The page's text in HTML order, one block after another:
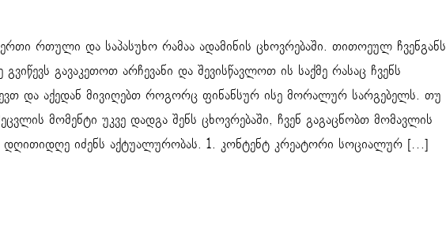
რთული და საპასუხო რამაა ადამინის ცხოვრებაში. თითოეულ ჩვენგანს
გავაკეთოთ არჩევანი და შევისწავლოთ ის საქმე რასაც ჩვენს
და აქედან მივიღებთ როგორც ფინანსურ ისე მორალურ სარგებელს. თუ
მომენტი უკვე დადგა შენს ცხოვრებაში, ჩვენ გაგაცნობთ მომავლის
იძენს აქტუალურობას. 1. კონტენტ კრეატორი სოციალურ […]